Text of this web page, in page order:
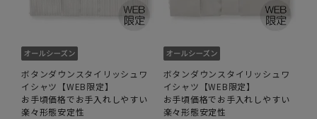
ボタンダウンスタイリッシュワ
イシャツ【WEB限定】
お手頃価格でお手入れしやすい
楽々形態安定性
ボタンダウンスタイリッシュワ
イシャツ【WEB限定】
お手頃価格でお手入れしやすい
楽々形態安定性